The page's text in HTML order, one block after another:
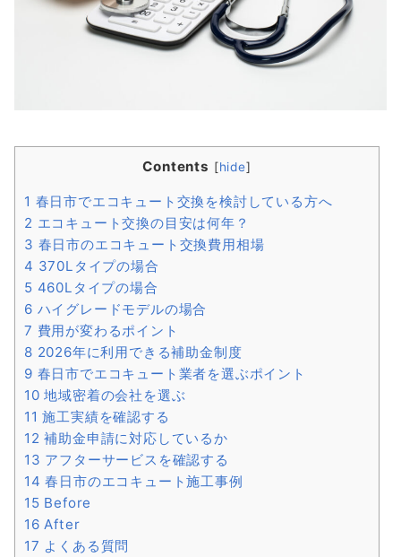
Contents [hide]
1 春日市でエコキュート交換を検討している方へ
2 エコキュート交換の目安は何年？
3 春日市のエコキュート交換費用相場
4 370Lタイプの場合
5 460Lタイプの場合
6 ハイグレードモデルの場合
7 費用が変わるポイント
8 2026年に利用できる補助金制度
9 春日市でエコキュート業者を選ぶポイント
10 地域密着の会社を選ぶ
11 施工実績を確認する
12 補助金申請に対応しているか
13 アフターサービスを確認する
14 春日市のエコキュート施工事例
15 Before
16 After
17 よくある質問